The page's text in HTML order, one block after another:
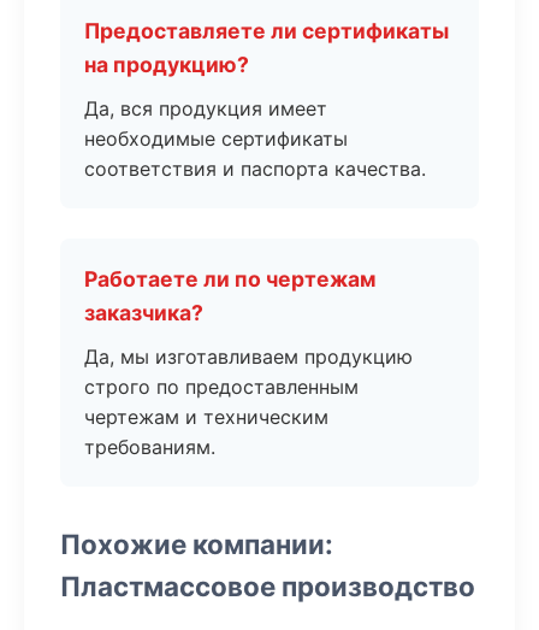
Предоставляете ли сертификаты
на продукцию?
Да, вся продукция имеет
необходимые сертификаты
соответствия и паспорта качества.
Работаете ли по чертежам
заказчика?
Да, мы изготавливаем продукцию
строго по предоставленным
чертежам и техническим
требованиям.
Похожие компании:
Пластмассовое производство